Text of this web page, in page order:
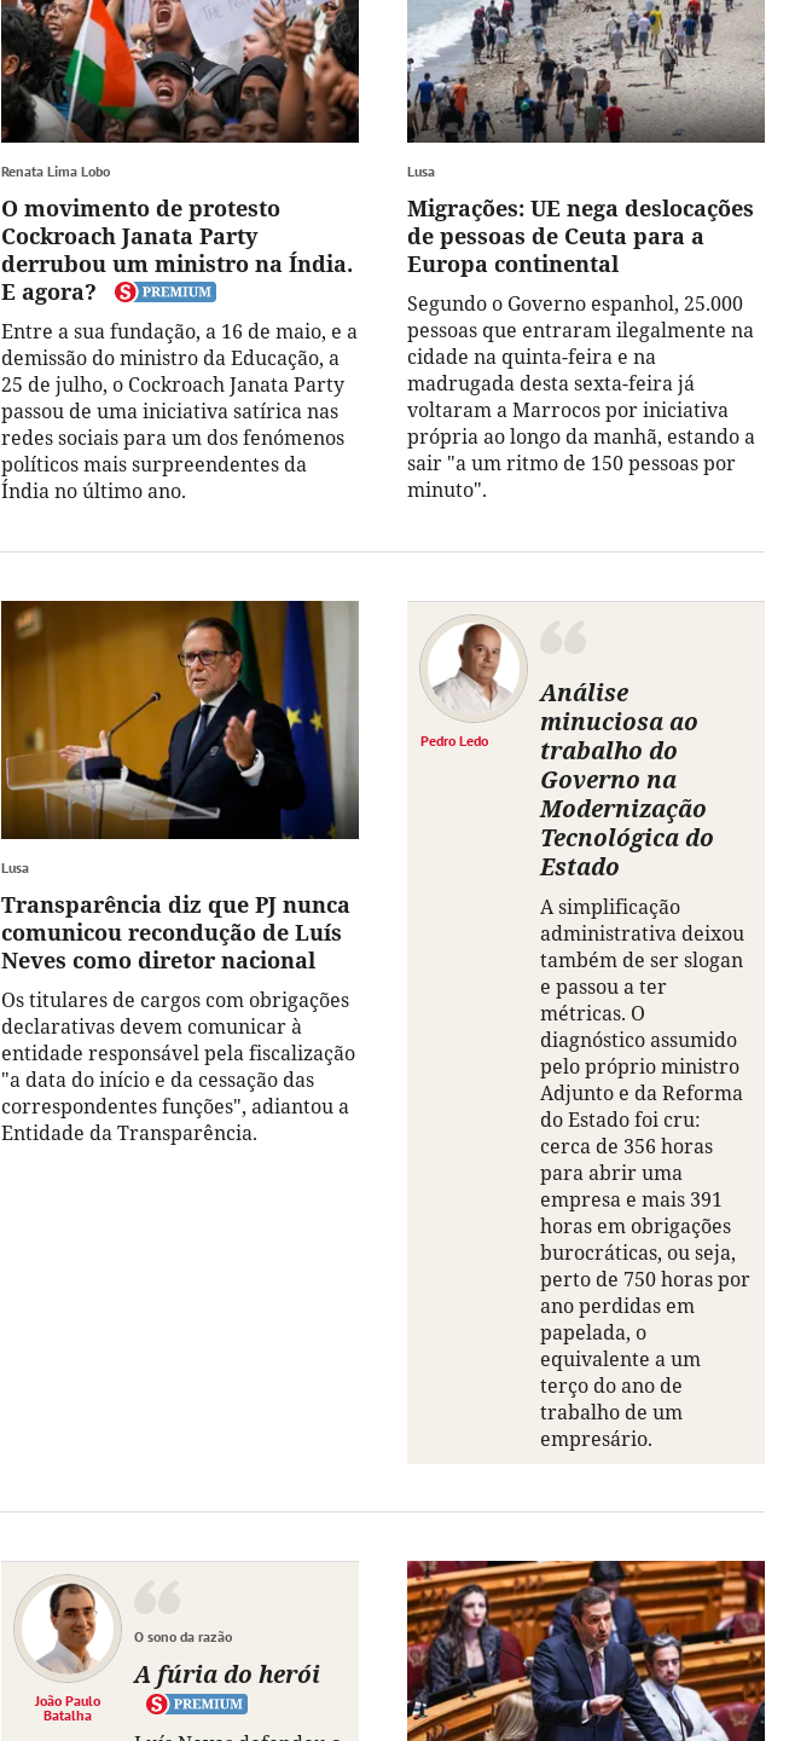
Renata Lima Lobo
O movimento de protesto
Cockroach Janata Party
derrubou um ministro na Índia.
E agora?
Entre a sua fundação, a 16 de maio, e a
demissão do ministro da Educação, a
25 de julho, o Cockroach Janata Party
passou de uma iniciativa satírica nas
redes sociais para um dos fenómenos
políticos mais surpreendentes da
Índia no último ano.
Lusa
Migrações: UE nega deslocações
de pessoas de Ceuta para a
Europa continental
Segundo o Governo espanhol, 25.000
pessoas que entraram ilegalmente na
cidade na quinta-feira e na
madrugada desta sexta-feira já
voltaram a Marrocos por iniciativa
própria ao longo da manhã, estando a
sair "a um ritmo de 150 pessoas por
minuto".
Lusa
Transparência diz que PJ nunca
comunicou recondução de Luís
Neves como diretor nacional
Os titulares de cargos com obrigações
declarativas devem comunicar à
entidade responsável pela fiscalização
"a data do início e da cessação das
correspondentes funções", adiantou a
Entidade da Transparência.
Pedro Ledo
Análise
minuciosa ao
trabalho do
Governo na
Modernização
Tecnológica do
Estado
A simplificação
administrativa deixou
também de ser slogan
e passou a ter
métricas. O
diagnóstico assumido
pelo próprio ministro
Adjunto e da Reforma
do Estado foi cru:
cerca de 356 horas
para abrir uma
empresa e mais 391
horas em obrigações
burocráticas, ou seja,
perto de 750 horas por
ano perdidas em
papelada, o
equivalente a um
terço do ano de
trabalho de um
empresário.
João Paulo
Batalha
O sono da razão
A fúria do herói